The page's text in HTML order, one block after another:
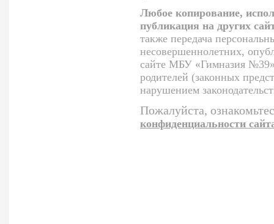
Любое копирование,
публикация на других
также передача
несовершеннолетних,
сайте МБУ «Гимназия
родителей (законных
нарушением
Пожалуйста,
конфиденциальности